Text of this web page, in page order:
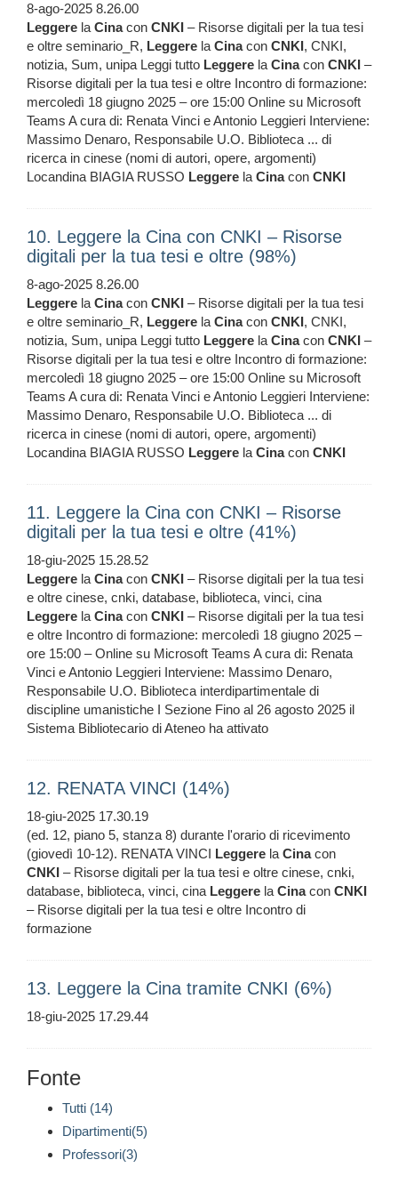
8-ago-2025 8.26.00
Leggere laCinacon CNKI – Risorse digitali per la tua tesi
e oltre seminario_R, Leggere laCinacon CNKI, CNKI,
notizia, Sum, unipa Leggi tutto Leggere laCinacon CNKI –
Risorse digitali per la tua tesi e oltre Incontro di formazione:
mercoledì 18 giugno 2025 – ore 15:00 Online su Microsoft
Teams A cura di: Renata Vinci e Antonio Leggieri Interviene:
Massimo Denaro, Responsabile U.O. Biblioteca ... di
ricerca in cinese (nomi di autori, opere, argomenti)
Locandina BIAGIA RUSSO Leggere laCinacon CNKI
10. Leggere la Cina con CNKI – Risorse
digitali per la tua tesi e oltre (98%)
8-ago-2025 8.26.00
Leggere laCinacon CNKI – Risorse digitali per la tua tesi
e oltre seminario_R, Leggere laCinacon CNKI, CNKI,
notizia, Sum, unipa Leggi tutto Leggere laCinacon CNKI –
Risorse digitali per la tua tesi e oltre Incontro di formazione:
mercoledì 18 giugno 2025 – ore 15:00 Online su Microsoft
Teams A cura di: Renata Vinci e Antonio Leggieri Interviene:
Massimo Denaro, Responsabile U.O. Biblioteca ... di
ricerca in cinese (nomi di autori, opere, argomenti)
Locandina BIAGIA RUSSO Leggere laCinacon CNKI
11. Leggere la Cina con CNKI – Risorse
digitali per la tua tesi e oltre (41%)
18-giu-2025 15.28.52
Leggere laCinacon CNKI – Risorse digitali per la tua tesi
e oltre cinese, cnki, database, biblioteca, vinci, cina
Leggere laCinacon CNKI – Risorse digitali per la tua tesi
e oltre Incontro di formazione: mercoledì 18 giugno 2025 –
ore 15:00 – Online su Microsoft Teams A cura di: Renata
Vinci e Antonio Leggieri Interviene: Massimo Denaro,
Responsabile U.O. Biblioteca interdipartimentale di
discipline umanistiche I Sezione Fino al 26 agosto 2025 il
Sistema Bibliotecario di Ateneo ha attivato
12. RENATA VINCI (14%)
18-giu-2025 17.30.19
(ed. 12, piano 5, stanza 8) durante l'orario di ricevimento
(giovedì 10-12). RENATA VINCI Leggere laCinacon
CNKI – Risorse digitali per la tua tesi e oltre cinese, cnki,
database, biblioteca, vinci, cina Leggere laCinacon CNKI
– Risorse digitali per la tua tesi e oltre Incontro di
formazione
13. Leggere la Cina tramite CNKI (6%)
18-giu-2025 17.29.44
Fonte
Tutti (14)
Dipartimenti(5)
Professori(3)